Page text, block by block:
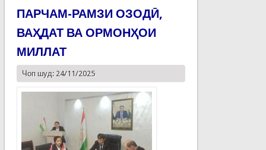
ПАРЧАМ-РАМЗИ ОЗОДӢ,
ВАҲДАТ ВА ОРМОНҲОИ
МИЛЛАТ
Чоп шуд: 24/11/2025